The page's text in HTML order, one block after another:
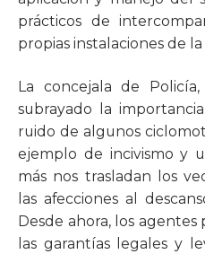
prácticos de
propias instalaciones de
La concejala de
subrayado la
ruido de algunos
ejemplo de incivismo y
más nos trasladan los
las afecciones al
Desde ahora, los
las garantías legales y